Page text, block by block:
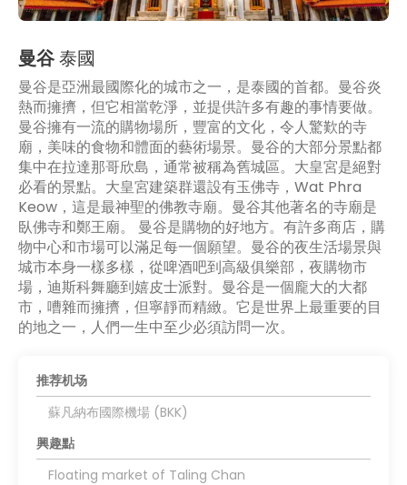
曼谷泰國
曼谷是亞洲最國際化的城市之一，是泰國的首都。曼谷炎
熱而擁擠，但它相當乾淨，並提供許多有趣的事情要做。
曼谷擁有一流的購物場所，豐富的文化，令人驚歎的寺
廟，美味的食物和體面的藝術場景。曼谷的大部分景點都
集中在拉達那哥欣島，通常被稱為舊城區。大皇宮是絕對
必看的景點。大皇宮建築群還設有玉佛寺，Wat Phra
Keow，這是最神聖的佛教寺廟。曼谷其他著名的寺廟是
臥佛寺和鄭王廟。 曼谷是購物的好地方。有許多商店，購
物中心和市場可以滿足每一個願望。曼谷的夜生活場景與
城市本身一樣多樣，從啤酒吧到高級俱樂部，夜購物市
場，迪斯科舞廳到嬉皮士派對。曼谷是一個龐大的大都
市，嘈雜而擁擠，但寧靜而精緻。它是世界上最重要的目
的地之一，人們一生中至少必須訪問一次。
推荐机场
蘇凡納布國際機場 (BKK)
興趣點
Floating market of Taling Chan